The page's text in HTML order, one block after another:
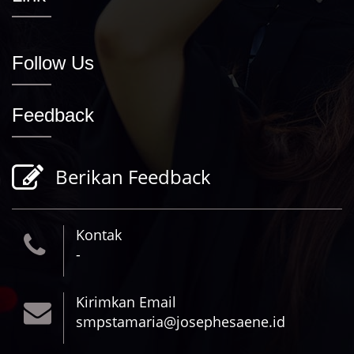
Follow Us
Feedback
Berikan Feedback
Kontak
-
Kirimkan Email
smpstamaria@josephesaene.id